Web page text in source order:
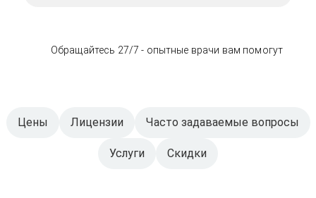
Обращайтесь 27/7 - опытные врачи вам помогут
Цены Лицензии Часто задаваемые вопросы
Услуги Скидки